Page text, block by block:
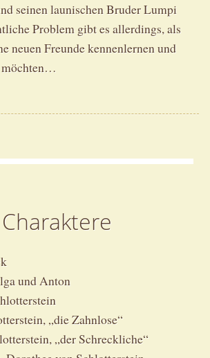
seinen launischen Bruder Lumpi
Problem gibt es allerdings, als
neuen Freunde kennenlernen und
möchten…
und Anton
„die Zahnlose“
„der Schreckliche“